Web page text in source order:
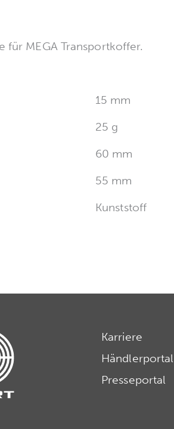
für MEGA Transportkoffer.
15 mm
25 g
60 mm
55 mm
Kunststoff
Karriere
Händlerportal
Presseportal